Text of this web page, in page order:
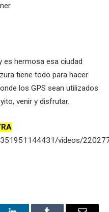
es hermosa esa ciudad
tiene todo para hacer
los GPS sean utilizados
venir y disfrutar.
videos/